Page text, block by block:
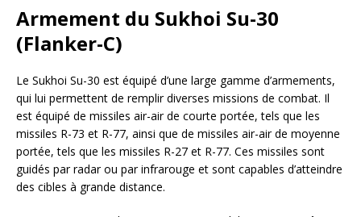
Armement du Sukhoi Su-30
(Flanker-C)
Le Sukhoi Su-30 est équipé d’une large gamme d’armements,
qui lui permettent de remplir diverses missions de combat. Il
est équipé de missiles air-air de courte portée, tels que les
missiles R-73 et R-77, ainsi que de missiles air-air de moyenne
portée, tels que les missiles R-27 et R-77. Ces missiles sont
guidés par radar ou par infrarouge et sont capables d’atteindre
des cibles à grande distance.